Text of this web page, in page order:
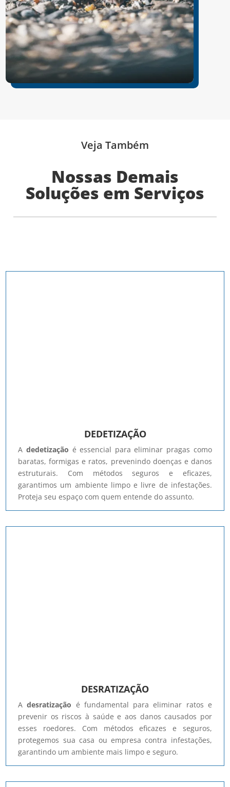
Nossas Demais
Soluções em Serviços
Veja Também
DEDETIZAÇÃO
A dedetização é essencial para eliminar pragas como
baratas, formigas e ratos, prevenindo doenças e danos
estruturais. Com métodos seguros e eficazes,
garantimos um ambiente limpo e livre de infestações.
Proteja seu espaço com quem entende do assunto.
DESRATIZAÇÃO
Adesratização é fundamental para eliminar ratos e
prevenir os riscos à saúde e aos danos causados por
esses roedores. Com métodos eficazes e seguros,
protegemos sua casa ou empresa contra infestações,
garantindo um ambiente mais limpo e seguro.